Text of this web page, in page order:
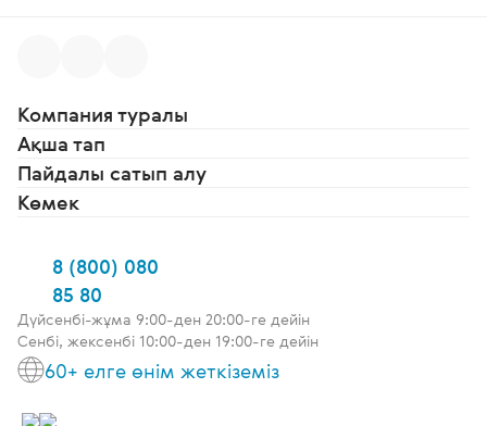
Компания туралы
Ақша тап
Пайдалы сатып алу
Көмек
8 (800) 080
85 80
Дүйсенбі-жұма 9:00-ден 20:00-ге дейін
Сенбі, жексенбі 10:00-ден 19:00-ге дейін
60+ елге өнім жеткіземіз